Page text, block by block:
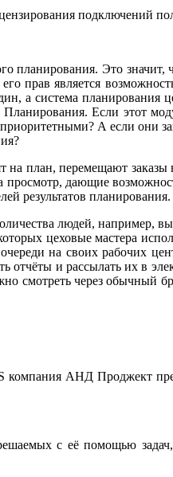
подключений
планирования. Это
прав является
а система планирования
Если этот
А если они
план, перемещают
дающие
результатов планирования.
людей, например,
цеховые мастера
на своих рабочих
отчёты и рассылать их в
смотреть через обычный
АНД Проджект
с её помощью